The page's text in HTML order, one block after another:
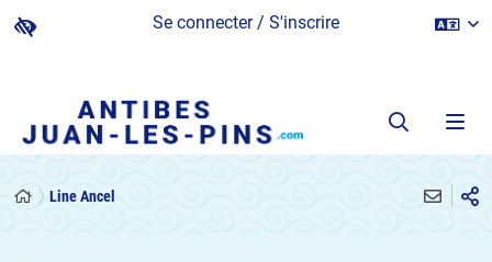
Se connecter / S'inscrire
Line Ancel